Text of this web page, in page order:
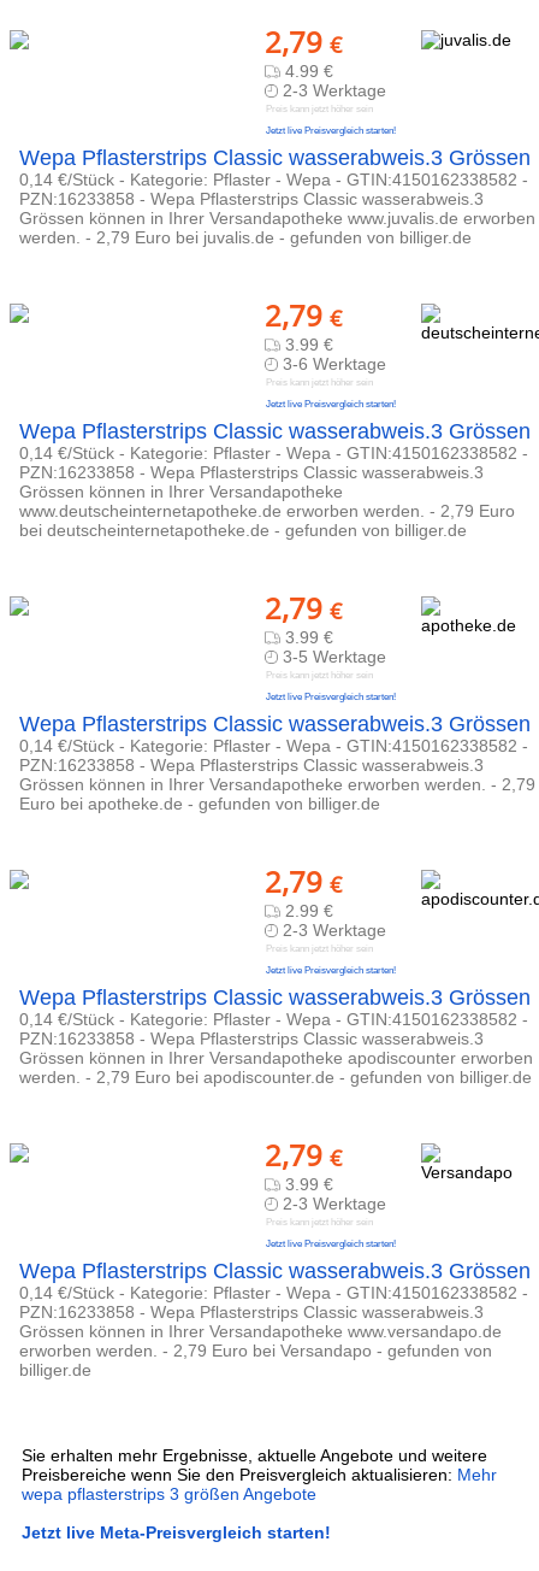
2,79 €
4.99 €
2-3 Werktage
Preis kann jetzt höher sein
Jetzt live Preisvergleich starten!
Wepa Pflasterstrips Classic wasserabweis.3 Grössen
0,14 €/Stück - Kategorie: Pflaster - Wepa - GTIN:4150162338582 -
PZN:16233858 - Wepa Pflasterstrips Classic wasserabweis.3
Grössen können in Ihrer Versandapotheke www.juvalis.de erworben
werden. - 2,79 Euro bei juvalis.de - gefunden von billiger.de
2,79 €
3.99 €
3-6 Werktage
Preis kann jetzt höher sein
Jetzt live Preisvergleich starten!
Wepa Pflasterstrips Classic wasserabweis.3 Grössen
0,14 €/Stück - Kategorie: Pflaster - Wepa - GTIN:4150162338582 -
PZN:16233858 - Wepa Pflasterstrips Classic wasserabweis.3
Grössen können in Ihrer Versandapotheke
www.deutscheinternetapotheke.de erworben werden. - 2,79 Euro
bei deutscheinternetapotheke.de - gefunden von billiger.de
2,79 €
3.99 €
3-5 Werktage
Preis kann jetzt höher sein
Jetzt live Preisvergleich starten!
Wepa Pflasterstrips Classic wasserabweis.3 Grössen
0,14 €/Stück - Kategorie: Pflaster - Wepa - GTIN:4150162338582 -
PZN:16233858 - Wepa Pflasterstrips Classic wasserabweis.3
Grössen können in Ihrer Versandapotheke erworben werden. - 2,79
Euro bei apotheke.de - gefunden von billiger.de
2,79 €
2.99 €
2-3 Werktage
Preis kann jetzt höher sein
Jetzt live Preisvergleich starten!
Wepa Pflasterstrips Classic wasserabweis.3 Grössen
0,14 €/Stück - Kategorie: Pflaster - Wepa - GTIN:4150162338582 -
PZN:16233858 - Wepa Pflasterstrips Classic wasserabweis.3
Grössen können in Ihrer Versandapotheke apodiscounter erworben
werden. - 2,79 Euro bei apodiscounter.de - gefunden von billiger.de
2,79 €
3.99 €
2-3 Werktage
Preis kann jetzt höher sein
Jetzt live Preisvergleich starten!
Wepa Pflasterstrips Classic wasserabweis.3 Grössen
0,14 €/Stück - Kategorie: Pflaster - Wepa - GTIN:4150162338582 -
PZN:16233858 - Wepa Pflasterstrips Classic wasserabweis.3
Grössen können in Ihrer Versandapotheke www.versandapo.de
erworben werden. - 2,79 Euro bei Versandapo - gefunden von
billiger.de
Sie erhalten mehr Ergebnisse, aktuelle Angebote und weitere
Preisbereiche wenn Sie den Preisvergleich aktualisieren: Mehr
wepa pflasterstrips 3 größen Angebote
Jetzt live Meta-Preisvergleich starten!